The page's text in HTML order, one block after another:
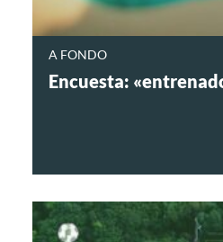
A FONDO
Encuesta: